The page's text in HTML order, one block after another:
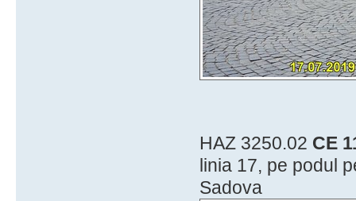
HAZ 3250.02 CE
linia 17, pe podul
Sadova